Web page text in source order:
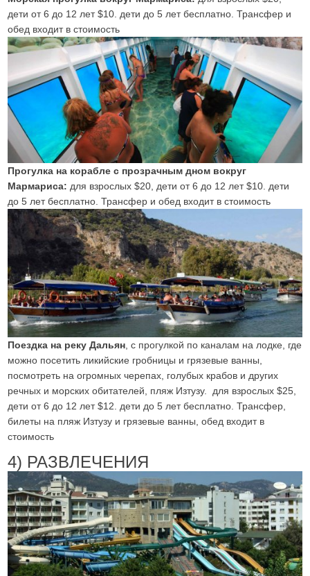
дети от 6 до 12 лет $10. дети до 5 лет бесплатно. Трансфер и
обед входит в стоимость
Прогулка на корабле с прозрачным дном вокруг
Мармариса: для взрослых $20, дети от 6 до 12 лет $10. дети
до 5 лет бесплатно. Трансфер и обед входит в стоимость
Поездка на реку Дальян , с прогулкой по каналам на лодке, где
можно посетить ликийские гробницы и грязевые ванны,
посмотреть на огромных черепах, голубых крабов и других
речных и морских обитателей, пляж Изтузу. для взрослых $25,
дети от 6 до 12 лет $12. дети до 5 лет бесплатно. Трансфер,
билеты на пляж Изтузу и грязевые ванны, обед входит в
стоимость
4) РАЗВЛЕЧЕНИЯ